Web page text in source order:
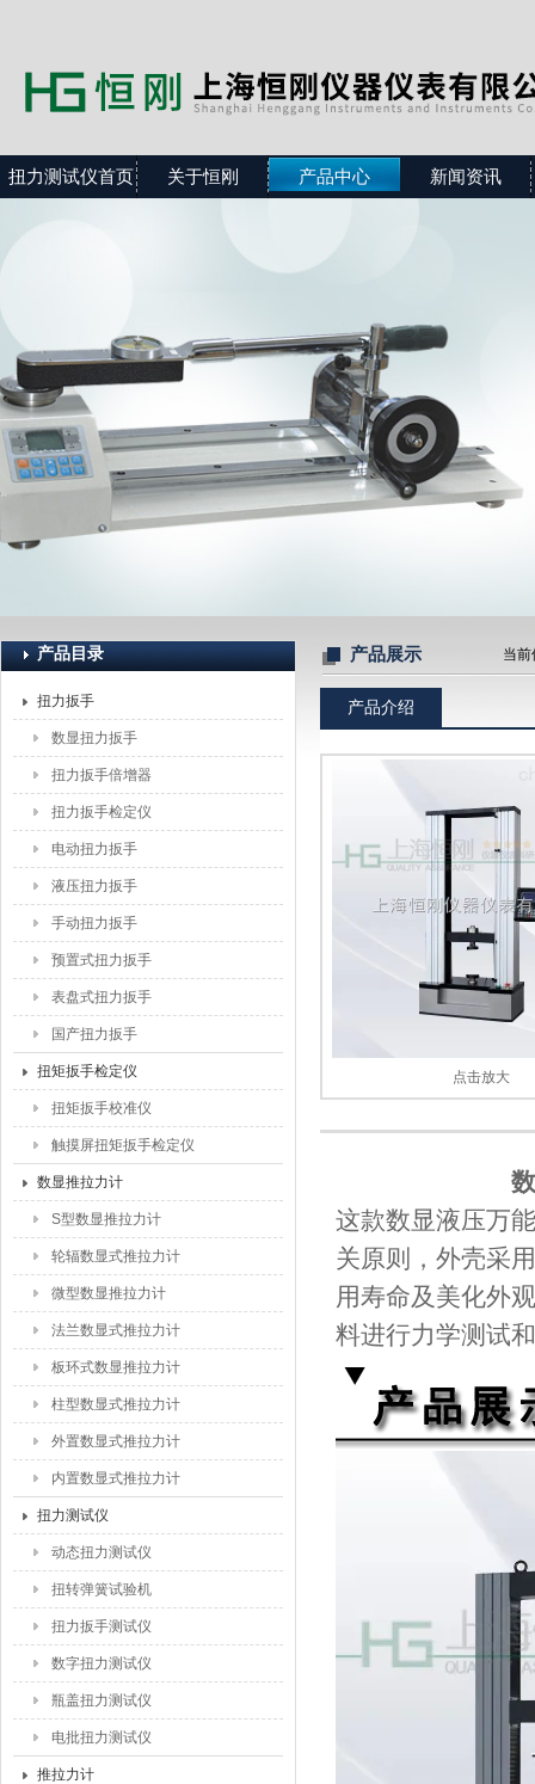
扭力测试仪首页 关于恒刚 产品中心 新闻资讯
产品目录
扭力扳手
数显扭力扳手
扭力扳手倍增器
扭力扳手检定仪
电动扭力扳手
液压扭力扳手
手动扭力扳手
预置式扭力扳手
表盘式扭力扳手
国产扭力扳手
扭矩扳手检定仪
扭矩扳手校准仪
触摸屏扭矩扳手检定仪
数显推拉力计
S型数显推拉力计
轮辐数显式推拉力计
微型数显推拉力计
法兰数显式推拉力计
板环式数显推拉力计
柱型数显式推拉力计
外置数显式推拉力计
内置数显式推拉力计
扭力测试仪
动态扭力测试仪
扭转弹簧试验机
扭力扳手测试仪
数字扭力测试仪
瓶盖扭力测试仪
电批扭力测试仪
推拉力计
产品展示 当前
产品介绍
点击放大
这款数显液压万
关原则，外壳采
用寿命及美化外
料进行力学测试